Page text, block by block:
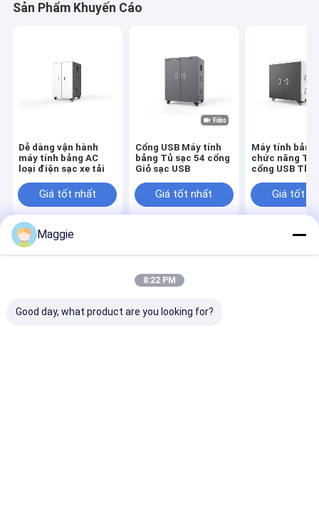
Sản Phẩm Khuyến Cáo
Dễ dàng vận hành
máy tính bảng AC
loại điện sạc xe tải
Giá tốt nhất
Cổng USB Máy tính
bảng Tủ sạc 54 cổng
Giỏ sạc USB
Giá tốt nhất
Máy tính bảng
chức năng
cổng USB Thẻ
Giá tốt
tôi
tôi
Site
Sơ đồ trang web
Privacy Policy
Reserved.
Maggie
8:22 PM
Good day, what product are you looking for?